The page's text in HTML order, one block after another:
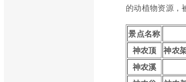
的动植物资源，
景点名称
神农顶
神农
神农溪